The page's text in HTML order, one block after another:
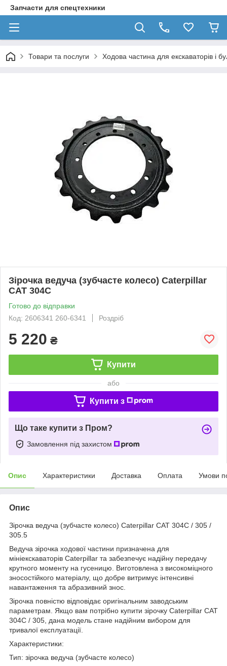
Запчасти для спецтехники
Товари та послуги Ходова частина для екскаваторів і
Зірочка ведуча (зубчасте колесо) Caterpillar
CAT 304C
Готово до відправки
Код: 2606341 260-6341
Роздріб
5 220 ₴
Купити
або
Купити з
Що таке купити з Пром?
Замовлення під захистом
Опис Характеристики Доставка Оплата Умови
Опис
Зірочка ведуча (зубчасте колесо) Caterpillar CAT 304C / 305 /
305.5
Ведуча зірочка ходової частини призначена для
мініекскаваторів Caterpillar та забезпечує надійну передачу
крутного моменту на гусеницю. Виготовлена з високоміцного
зносостійкого матеріалу, що добре витримує інтенсивні
навантаження та абразивний знос.
Зірочка повністю відповідає оригінальним заводським
параметрам. Якщо вам потрібно купити зірочку Caterpillar CAT
304C / 305, дана модель стане надійним вибором для
тривалої експлуатації.
Характеристики:
Тип: зірочка ведуча (зубчасте колесо)